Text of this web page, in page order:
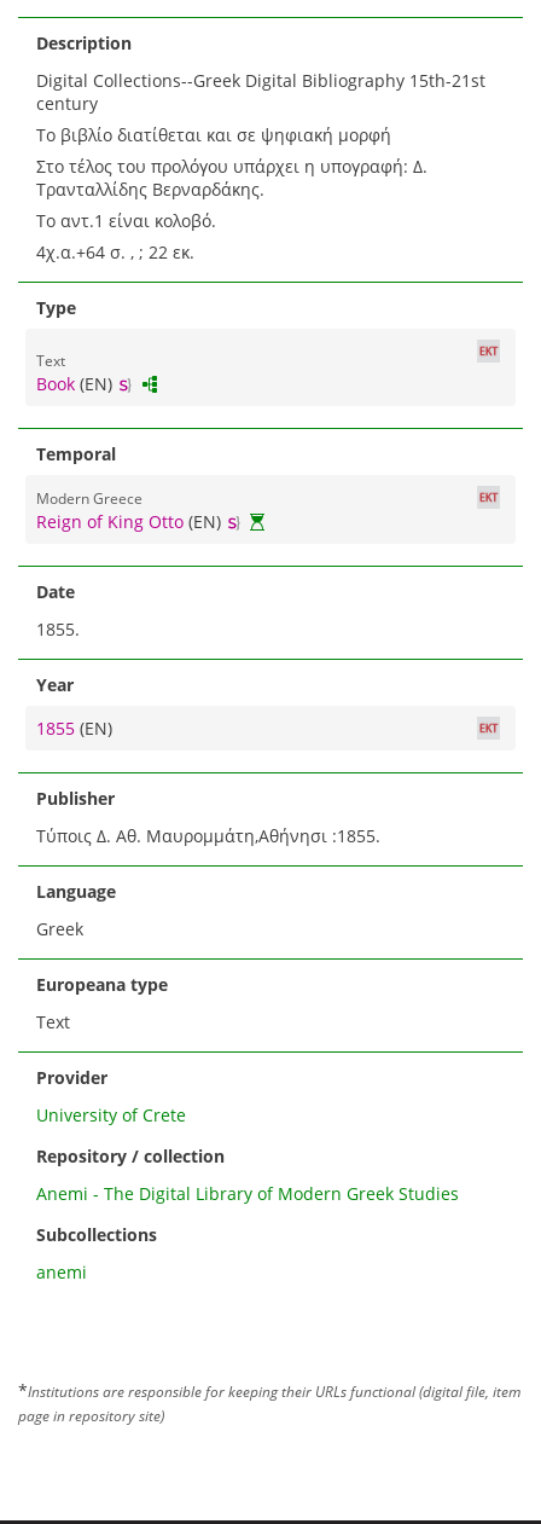
Description
Digital Collections--Greek Digital Bibliography 15th-21st
century
Το βιβλίο διατίθεται και σε ψηφιακή μορφή
Στο τέλος του προλόγου υπάρχει η υπογραφή: Δ.
Τρανταλλίδης Βερναρδάκης.
Το αντ.1 είναι κολοβό.
4χ.α.+64 σ. , ; 22 εκ.
Type
Text
Book (EN)
Temporal
Modern Greece
Reign of King Otto (EN)
Date
1855.
Year
1855 (EN)
Publisher
Τύποις Δ. Αθ. Μαυρομμάτη,Αθήνησι :1855.
Language
Greek
Europeana type
Text
Provider
University of Crete
Repository / collection
Anemi - The Digital Library of Modern Greek Studies
Subcollections
anemi
*Institutions are responsible for keeping their URLs functional (digital file, item
page in repository site)